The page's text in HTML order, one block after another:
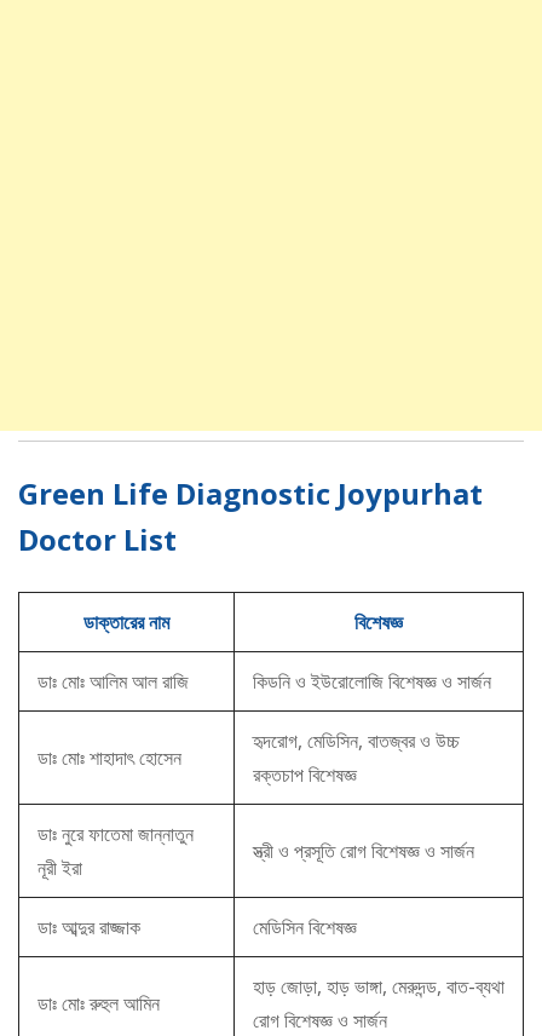
Green Life Diagnostic Joypurhat
Doctor List
ডাক্তারের নাম বিশেষজ্ঞ
ডাঃ মোঃ আলিম আল রাজি কিডনি ও ইউরোলোজি বিশেষজ্ঞ ও সার্জন
ডাঃ মোঃ শাহাদাৎ হোসেন
হৃদরোগ, মেডিসিন, বাতজ্বর ও উচ্চ
রক্তচাপ বিশেষজ্ঞ
ডাঃ নুরে ফাতেমা জান্নাতুন
নূরী ইরা
স্ত্রী ও প্রসূতি রোগ বিশেষজ্ঞ ও সার্জন
ডাঃ আব্দুর রাজ্জাক মেডিসিন বিশেষজ্ঞ
ডাঃ মোঃ রুহুল আমিন
হাড় জোড়া, হাড় ভাঙ্গা, মেরুদন্ড, বাত-ব্যথা
রোগ বিশেষজ্ঞ ও সার্জন